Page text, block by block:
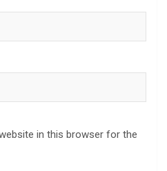
in this browser for the